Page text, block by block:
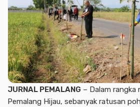
JURNAL PEMALANG – Dalam rangka
Pemalang Hijau, sebanyak ratusan